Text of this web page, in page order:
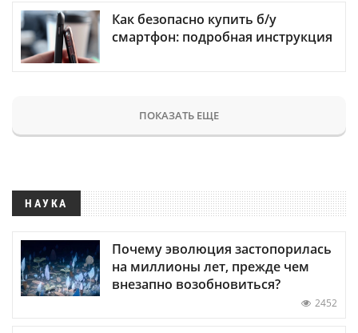
Как безопасно купить б/у
смартфон: подробная инструкция
ПОКАЗАТЬ ЕЩЕ
НАУКА
Почему эволюция застопорилась
на миллионы лет, прежде чем
внезапно возобновиться?
2452